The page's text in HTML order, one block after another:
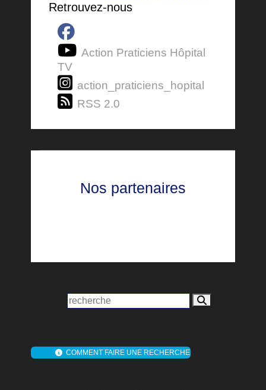
Retrouvez-nous
Action Praticiens Hôpital
TV
action_praticiens_hopital
RSS 2.0
Nos partenaires
COMMENT FAIRE UNE RECHERCHE